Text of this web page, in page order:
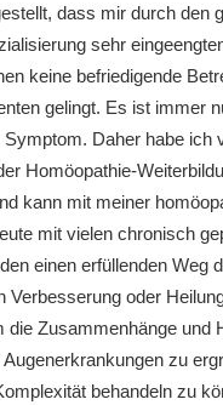
dass mir durch den
sehr
keine befriedigende
gelingt. Es ist immer
Daher habe ich
Homöopathie-
kann mit meiner
mit vielen chronisch
einen erfüllenden Weg
Verbesserung oder
die Zusammenhänge und
zu
behandeln zu